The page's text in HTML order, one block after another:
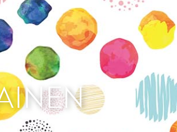
vielä Varhaiskasvatuksen Tietopalvelun